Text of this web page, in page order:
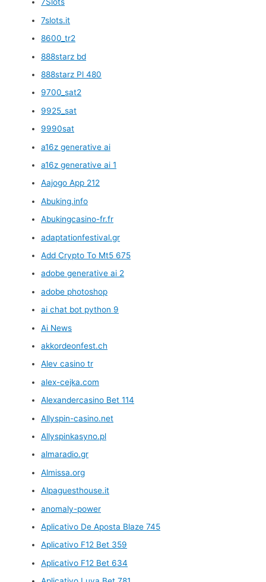
7Slots
7slots.it
8600_tr2
888starz bd
888starz Pl 480
9700_sat2
9925_sat
9990sat
a16z generative ai
a16z generative ai 1
Aajogo App 212
Abuking.info
Abukingcasino-fr.fr
adaptationfestival.gr
Add Crypto To Mt5 675
adobe generative ai 2
adobe photoshop
ai chat bot python 9
Ai News
akkordeonfest.ch
Alev casino tr
alex-cejka.com
Alexandercasino Bet 114
Allyspin-casino.net
Allyspinkasyno.pl
almaradio.gr
Almissa.org
Alpaguesthouse.it
anomaly-power
Aplicativo De Aposta Blaze 745
Aplicativo F12 Bet 359
Aplicativo F12 Bet 634